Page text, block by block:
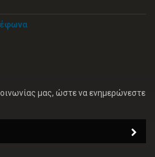
μας, ώστε να ενημερώνεστε